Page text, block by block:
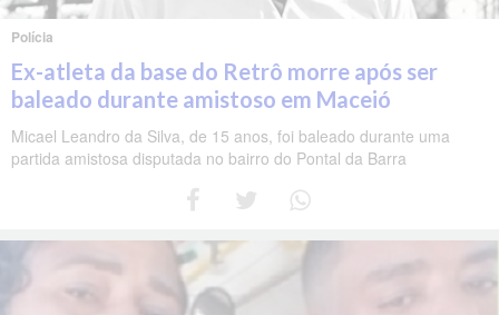
Polícia
Ex-atleta da base do Retrô morre após ser
baleado durante amistoso em Maceió
Micael Leandro da Silva, de 15 anos, foi baleado durante uma
partida amistosa disputada no bairro do Pontal da Barra